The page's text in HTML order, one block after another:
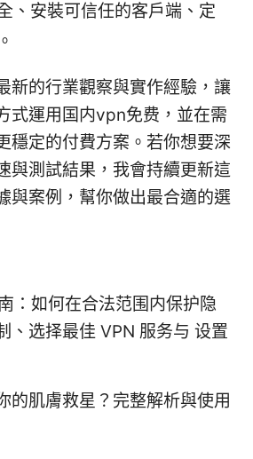
、安裝可信任的客戶端、定
新的行業觀察與實作經驗，讓
式運用国内vpn免费，並在需
穩定的付費方案。若你想要深
與測試結果，我會持續更新這
與案例，幫你做出最合適的選
：如何在合法范围内保护隐
、选择最佳 VPN 服务与 设置
的肌膚救星？完整解析與使用